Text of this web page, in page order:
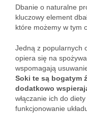
Dbanie o naturalne
kluczowy element
które możemy w tym
Jedną z popularnych
opiera się na
wspomagają
Soki te są bogatym
dodatkowo
włączanie ich do
funkcjonowanie